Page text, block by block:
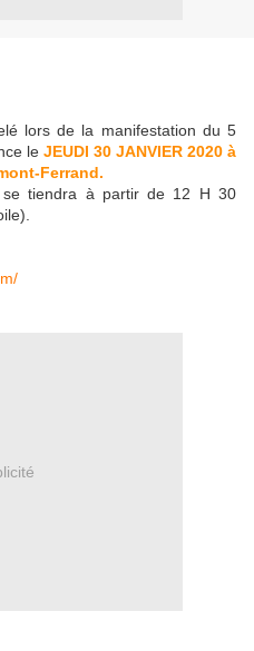
lors de la manifestation du 5
le JEUDI 30 JANVIER 2020 à
Ferrand.
se tiendra à partir de 12 H 30